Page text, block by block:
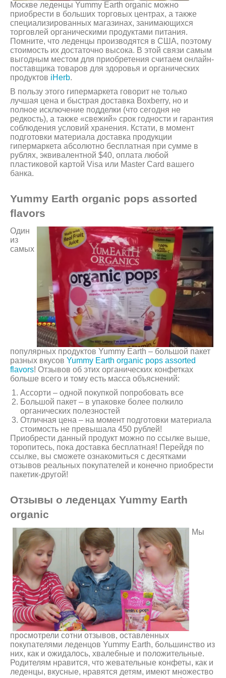
Москве леденцы Yummy Earth organic можно
приобрести в больших торговых центрах, а также
специализированных магазинах, занимающихся
торговлей органическими продуктами питания.
Помните, что леденцы производятся в США, поэтому
стоимость их достаточно высока. В этой связи самым
выгодным местом для приобретения считаем онлайн-
поставщика товаров для здоровья и органических
продуктов iHerb.
В пользу этого гипермаркета говорит не только
лучшая цена и быстрая доставка Boxberry, но и
полное исключение подделки (что сегодня не
редкость), а также «свежий» срок годности и гарантия
соблюдения условий хранения. Кстати, в момент
подготовки материала доставка продукции
гипермаркета абсолютно бесплатная при сумме в
рублях, эквивалентной $40, оплата любой
пластиковой картой Visa или Master Card вашего
банка.
Yummy Earth organic pops assorted
flavors
Один
из
самых
популярных продуктов Yummy Earth – большой пакет
разных вкусов Yummy Earth organic pops assorted
flavors! Отзывов об этих органических конфетках
больше всего и тому есть масса объяснений:
Ассорти – одной покупкой попробовать все
Большой пакет – в упаковке более полкило
органических полезностей
Отличная цена – на момент подготовки материала
стоимость не превышала 450 рублей!
Приобрести данный продукт можно по ссылке выше,
торопитесь, пока доставка бесплатная! Перейдя по
ссылке, вы сможете ознакомиться с десятками
отзывов реальных покупателей и конечно приобрести
пакетик-другой!
Отзывы о леденцах Yummy Earth
organic
Мы
просмотрели сотни отзывов, оставленных
покупателями леденцов Yummy Earth, большинство из
них, как и ожидалось, хвалебные и положительные.
Родителям нравится, что жевательные конфеты, как и
леденцы, вкусные, нравятся детям, имеют множество